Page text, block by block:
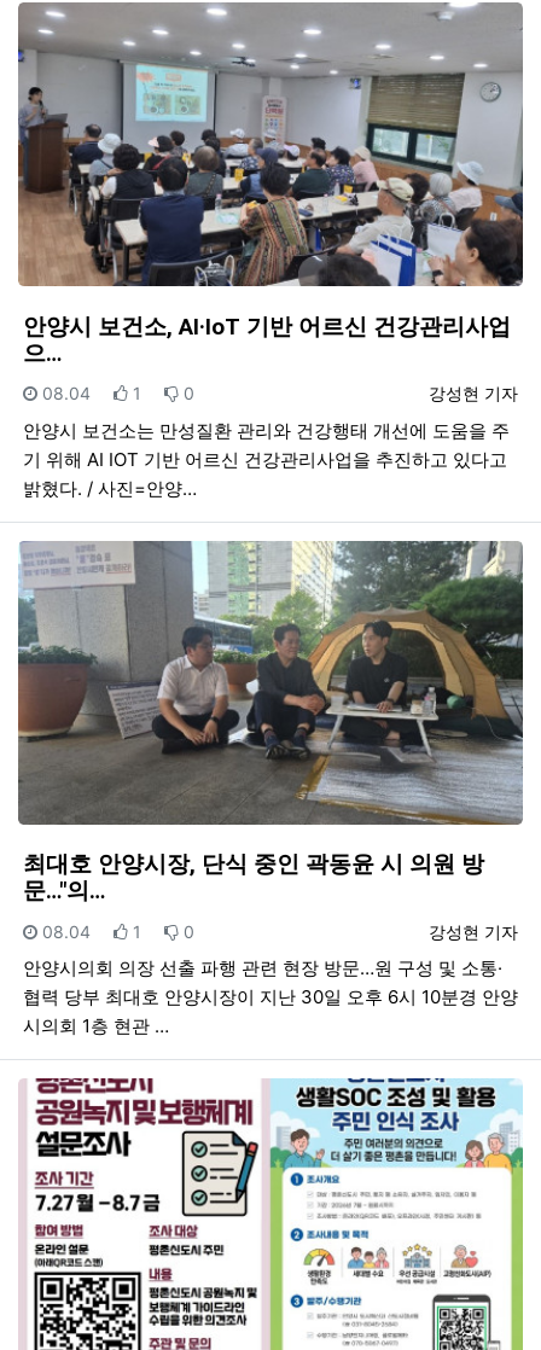
안양시 보건소, AI·IoT 기반 어르신 건강관리사업
으…
등록자
강성현 기자
등록일
08.04 추천
1 비추천
0
안양시 보건소는 만성질환 관리와 건강행태 개선에 도움을 주
기 위해 AI IOT 기반 어르신 건강관리사업을 추진하고 있다고
밝혔다. / 사진=안양…
최대호 안양시장, 단식 중인 곽동윤 시 의원 방
문…"의…
등록자
강성현 기자
등록일
08.04 추천
1 비추천
0
안양시의회 의장 선출 파행 관련 현장 방문…원 구성 및 소통·
협력 당부 최대호 안양시장이 지난 30일 오후 6시 10분경 안양
시의회 1층 현관 …